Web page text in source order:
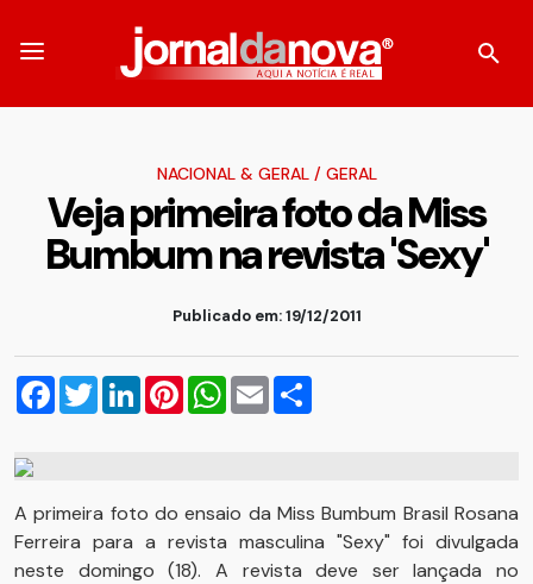
NACIONAL & GERAL/ GERAL
Veja primeira foto da Miss
Bumbum na revista 'Sexy'
Publicado em: 19/12/2011
Facebook
TwitterLinkedInPinterestWhatsApp
Email
A primeira foto do ensaio da Miss Bumbum Brasil Rosana
Ferreira para a revista masculina "Sexy" foi divulgada
neste domingo (18). A revista deve ser lançada no